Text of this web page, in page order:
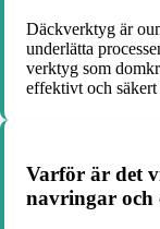
Däckverktyg är
underlätta
verktyg som
effektivt och
Varför är det
navringar och